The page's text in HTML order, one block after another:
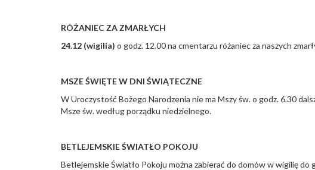
RÓŻANIEC ZA ZMARŁYCH
24.12 (wigilia) o godz. 12.00 na cmentarzu różaniec za naszych
MSZE ŚWIĘTE W DNI ŚWIĄTECZNE
W Uroczystość Bożego Narodzenia nie ma Mszy św. o godz. 6.30
Msze św. według porządku niedzielnego.
BETLEJEMSKIE ŚWIATŁO POKOJU
Betlejemskie Światło Pokoju można zabierać do domów w wigilię do